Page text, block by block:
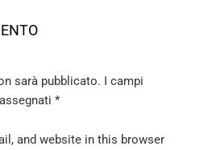
sarà pubblicato. I campi
*
and website in this browser